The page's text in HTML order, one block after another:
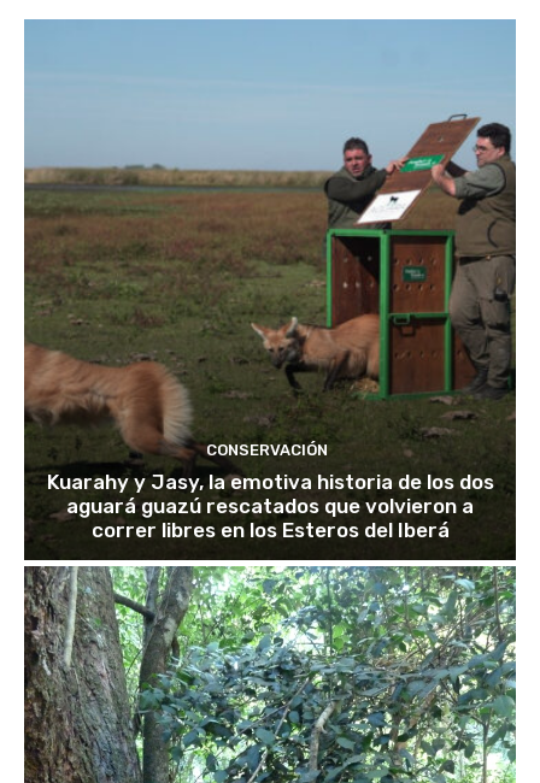
CONSERVACIÓN
Kuarahy y Jasy, la emotiva historia de los dos
aguará guazú rescatados que volvieron a
correr libres en los Esteros del Iberá